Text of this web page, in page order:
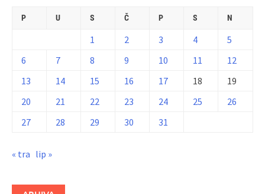
P U S Č P S N
1 2 3 4
5
6
7 8 9 10 11
12
13
14 15 16 17 18
19
20
21 22 23 24 25
26
27
28 29 30 31
« tra lip »